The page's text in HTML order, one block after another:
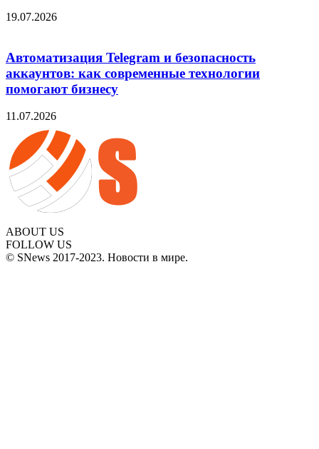
19.07.2026
Автоматизация Telegram и безопасность
аккаунтов: как современные технологии
помогают бизнесу
11.07.2026
ABOUT US
FOLLOW US
© SNews 2017-2023. Новости в мире.